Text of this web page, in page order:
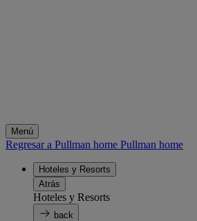
Menú
Regresar a Pullman home Pullman home
Hoteles y Resorts
Atrás
Hoteles y Resorts
back